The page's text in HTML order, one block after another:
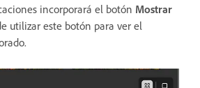
incorporará el botón Mostrar
utilizar este botón para ver el